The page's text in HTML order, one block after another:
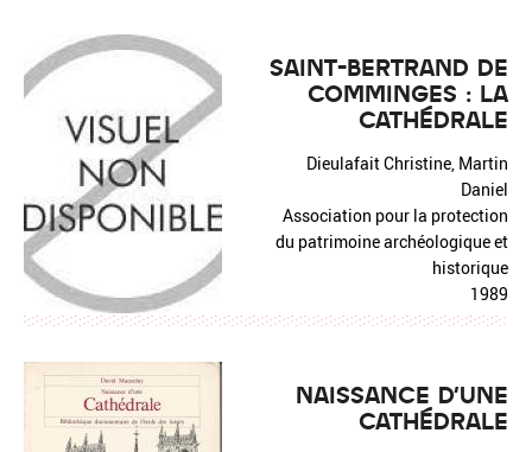
SAINT-BERTRAND DE
COMMINGES : LA
CATHÉDRALE
Dieulafait Christine, Martin
Daniel
Association pour la protection
du patrimoine archéologique et
historique
1989
NAISSANCE D'UNE
CATHÉDRALE